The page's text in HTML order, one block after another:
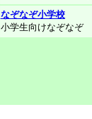
なぞなぞ小学校
小学生向けなぞなぞ